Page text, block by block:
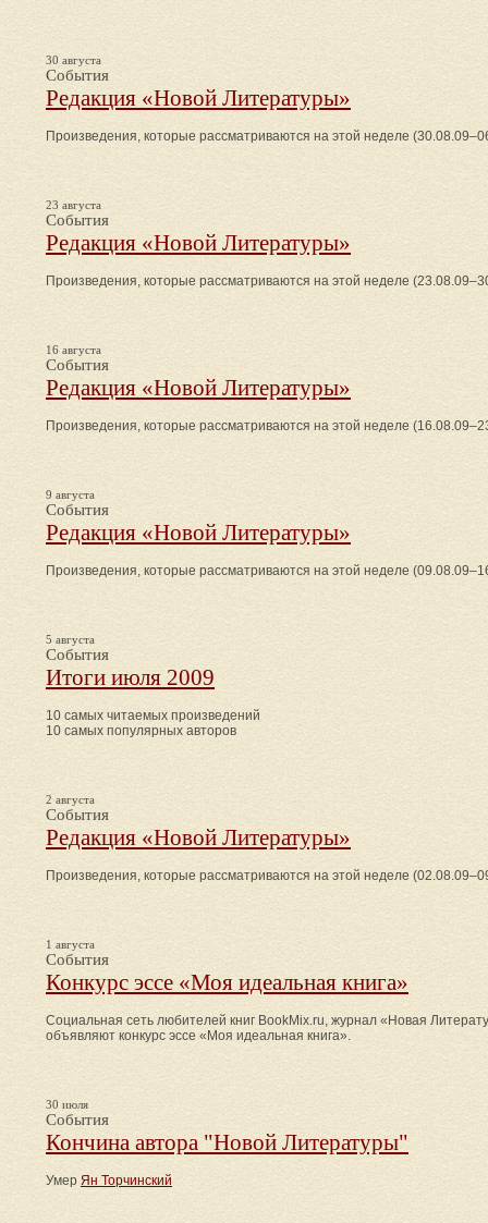
30 августа
События
Редакция «Новой Литературы»
Произведения, которые рассматриваются на этой неделе
23 августа
События
Редакция «Новой Литературы»
Произведения, которые рассматриваются на этой неделе
16 августа
События
Редакция «Новой Литературы»
Произведения, которые рассматриваются на этой неделе
9 августа
События
Редакция «Новой Литературы»
Произведения, которые рассматриваются на этой неделе
5 августа
События
Итоги июля 2009
10 самых читаемых произведений
10 самых популярных авторов
2 августа
События
Редакция «Новой Литературы»
Произведения, которые рассматриваются на этой неделе
1 августа
События
Конкурс эссе «Моя идеальная книга»
Социальная сеть любителей книг BookMix.ru, журнал «Новая
объявляют конкурс эссе «Моя идеальная книга».
30 июля
События
Кончина автора "Новой Литературы"
Умер Ян Торчинский